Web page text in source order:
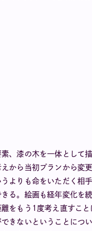
、漆の木を一体として
から当初プランから変
よりも命をいただく相
る。絵画も経年変化を
をもう1度考え直すこ
きないということにつ